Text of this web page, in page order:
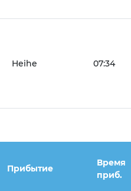
Heihe 07:34
Прибытие
Время
приб.